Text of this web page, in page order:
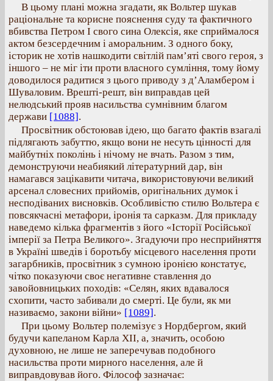
В цьому плані можна згадати, як Вольтер шукав
раціональне та корисне пояснення суду та фактичного
вбивства Петром І свого сина Олексія, яке сприймалося
актом безсердечним і аморальним. З одного боку,
історик не хотів нашкодити світлій пам’яті свого героя, з
іншого – не міг іти проти власного сумління, тому йому
доводилося радитися з цього приводу з д’Аламбером і
Шуваловим. Врешті-решт, він виправдав цей
нелюдський прояв насильства сумнівним благом
держави [1088].
Просвітник обстоював ідею, що багато фактів взагалі
підлягають забуттю, якщо вони не несуть цінності для
майбутніх поколінь і нічому не вчать. Разом з тим,
демонструючи неабиякий літературний дар, він
намагався зацікавити читача, використовуючи великий
арсенал словесних прийомів, оригінальних думок і
несподіваних висновків. Особливістю стилю Вольтера є
повсякчасні метафори, іронія та сарказм. Для прикладу
наведемо кілька фрагментів з його «Історії Російської
імперії за Петра Великого». Згадуючи про несприйняття
в Україні шведів і боротьбу місцевого населення проти
загарбників, просвітник з сумною іронією констатує,
чітко показуючи своє негативне ставлення до
завойовницьких походів: «Селян, яких вдавалося
схопити, часто забивали до смерті. Це були, як ми
називаємо, закони війни» [1089].
При цьому Вольтер полемізує з Нордбергом, який
будучи капеланом Карла ХІІ, а, значить, особою
духовною, не лише не заперечував подобного
насильства проти мирного населення, але й
виправдовував його. Філософ зазначає: